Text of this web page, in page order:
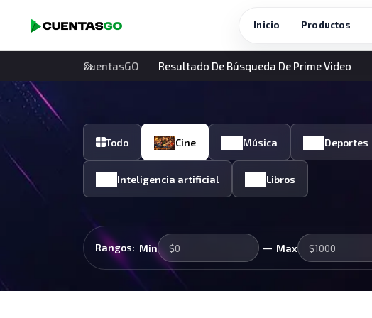
Inicio Productos
CuentasGO Resultado De Búsqueda De Prime Video
Todo Cine Música Deportes
Inteligencia artificial Libros
Rangos: Min — Max